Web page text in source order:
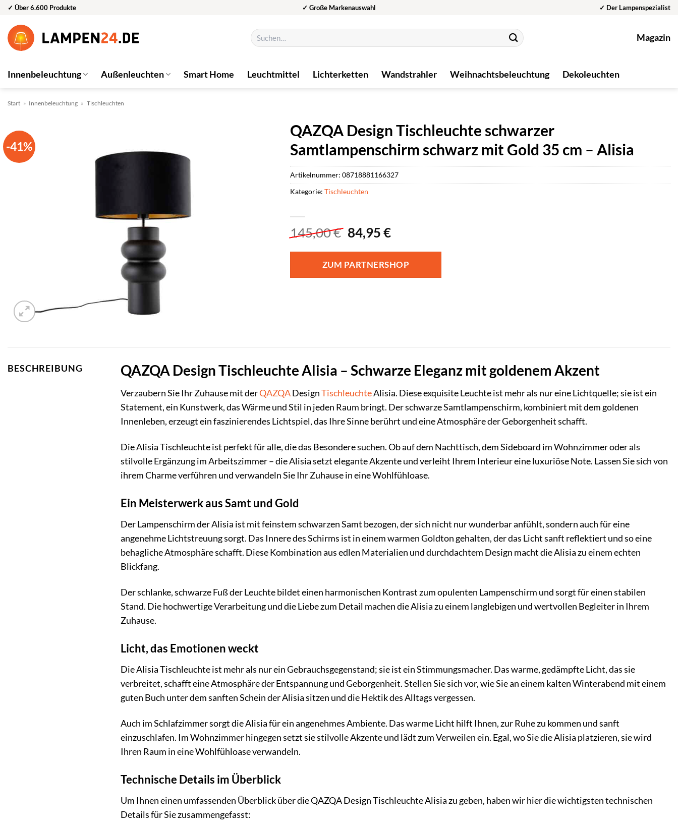
Zum
springen
✓ Über 6.600 Produkte ✓ Große Markenauswahl ✓ Der Lampenspezialist
Suchen
nach:
Magazin
Innenbeleuchtung Außenleuchten Smart Home Leuchtmittel Lichterketten Wandstrahler Weihnachtsbeleuchtung Dekoleuchten
Start » Innenbeleuchtung » Tischleuchten
-41%
QAZQA Design Tischleuchte schwarzer
Samtlampenschirm schwarz mit Gold 35 cm – Alisia
145,00€ Ursprünglicher
war:
145,00 €
84,95€Aktueller
ist:
84,95 €.
ZUM PARTNERSHOP
Artikelnummer: 08718881166327
Kategorie: Tischleuchten
BESCHREIBUNG QAZQA Design Tischleuchte Alisia – Schwarze Eleganz mit goldenem Akzent
Verzaubern Sie Ihr Zuhause mit derQAZQADesignTischleuchteAlisia. Diese exquisite Leuchte ist mehr als nur eine Lichtquelle; sie ist ein
Statement, ein Kunstwerk, das Wärme und Stil in jeden Raum bringt. Der schwarze Samtlampenschirm, kombiniert mit dem goldenen
Innenleben, erzeugt ein faszinierendes Lichtspiel, das Ihre Sinne berührt und eine Atmosphäre der Geborgenheit schafft.
Die Alisia Tischleuchte ist perfekt für alle, die das Besondere suchen. Ob auf dem Nachttisch, dem Sideboard im Wohnzimmer oder als
stilvolle Ergänzung im Arbeitszimmer – die Alisia setzt elegante Akzente und verleiht Ihrem Interieur eine luxuriöse Note. Lassen Sie sich von
ihrem Charme verführen und verwandeln Sie Ihr Zuhause in eine Wohlfühloase.
Ein Meisterwerk aus Samt und Gold
Der Lampenschirm der Alisia ist mit feinstem schwarzen Samt bezogen, der sich nicht nur wunderbar anfühlt, sondern auch für eine
angenehme Lichtstreuung sorgt. Das Innere des Schirms ist in einem warmen Goldton gehalten, der das Licht sanft reflektiert und so eine
behagliche Atmosphäre schafft. Diese Kombination aus edlen Materialien und durchdachtem Design macht die Alisia zu einem echten
Blickfang.
Der schlanke, schwarze Fuß der Leuchte bildet einen harmonischen Kontrast zum opulenten Lampenschirm und sorgt für einen stabilen
Stand. Die hochwertige Verarbeitung und die Liebe zum Detail machen die Alisia zu einem langlebigen und wertvollen Begleiter in Ihrem
Zuhause.
Licht, das Emotionen weckt
Die Alisia Tischleuchte ist mehr als nur ein Gebrauchsgegenstand; sie ist ein Stimmungsmacher. Das warme, gedämpfte Licht, das sie
verbreitet, schafft eine Atmosphäre der Entspannung und Geborgenheit. Stellen Sie sich vor, wie Sie an einem kalten Winterabend mit einem
guten Buch unter dem sanften Schein der Alisia sitzen und die Hektik des Alltags vergessen.
Auch im Schlafzimmer sorgt die Alisia für ein angenehmes Ambiente. Das warme Licht hilft Ihnen, zur Ruhe zu kommen und sanft
einzuschlafen. Im Wohnzimmer hingegen setzt sie stilvolle Akzente und lädt zum Verweilen ein. Egal, wo Sie die Alisia platzieren, sie wird
Ihren Raum in eine Wohlfühloase verwandeln.
Technische Details im Überblick
Um Ihnen einen umfassenden Überblick über die QAZQA Design Tischleuchte Alisia zu geben, haben wir hier die wichtigsten technischen
Details für Sie zusammengefasst: